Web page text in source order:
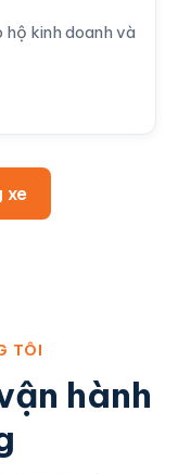
kinh doanh và
xe
TÔI
hành